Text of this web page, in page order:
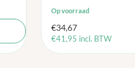
Op voorraad
€34,67
€41,95 incl. BTW